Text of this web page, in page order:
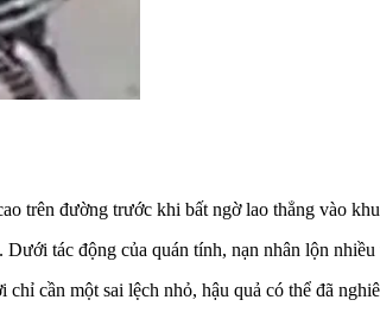
trên đường trước khi bất ngờ lao thẳng vào
tác động của quán tính, nạn nhân lộn
cần một sai lệch nhỏ, hậu quả có thể đã